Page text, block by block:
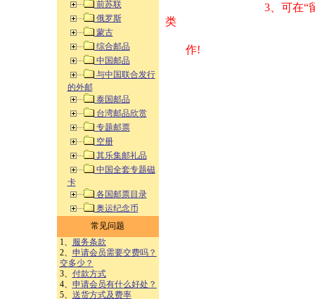
前苏联
俄罗斯
蒙古
综合邮品
中国邮品
与中国联合发行
的外邮
泰国邮品
台湾邮品欣赏
专题邮票
空册
其乐集邮礼品
中国全套专题磁
卡
各国邮票目录
奥运纪念币
常见问题
1、
服务条款
2、 申请会员需要交费吗？
交多少？
3、 付款方式
4、 申请会员有什么好处？
5、 送货方式及费率
3、可在“
类 方式告之
作!